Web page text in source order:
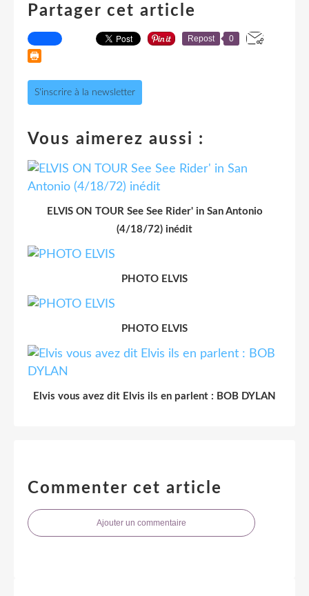
Partager cet article
Repost 0
S'inscrire à la newsletter
Vous aimerez aussi :
ELVIS ON TOUR See See Rider' in San Antonio
(4/18/72) inédit
PHOTO ELVIS
PHOTO ELVIS
Elvis vous avez dit Elvis ils en parlent : BOB DYLAN
Commenter cet article
Ajouter un commentaire